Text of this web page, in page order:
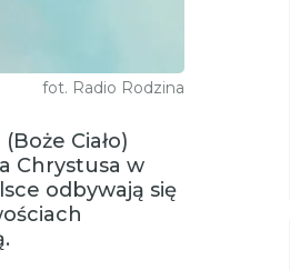
fot. Radio Rodzina
Ciało)
Chrystusa w
odbywają się